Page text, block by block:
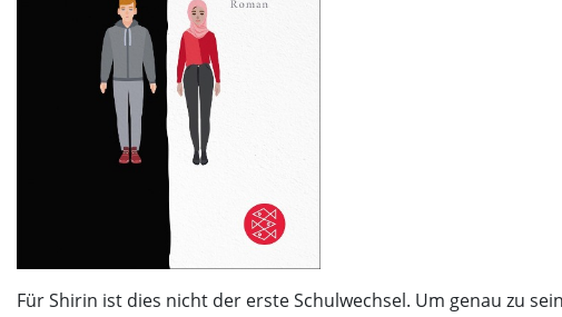
Für Shirin ist dies nicht der erste Schulwechsel. Um genau zu